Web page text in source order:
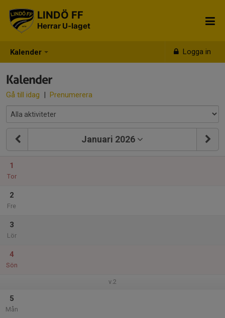
Kalender Logga in
LINDÖ FF
Herrar U-laget
Kalender
Gå till idag | Prenumerera
Januari 2026
1
Tor
2
Fre
3
Lör
4
Sön
v.2
5
Mån